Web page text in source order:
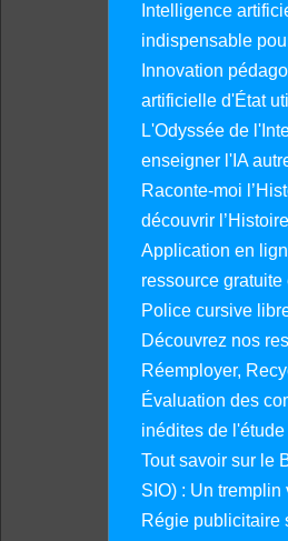
Intelligence
indispensable
Innovation
artificielle d'État
L'Odyssée de
enseigner l'IA
Raconte-moi
découvrir
Application en
ressource
Police cursive
Découvrez nos
Réemployer,
Évaluation des
inédites de
Tout savoir sur le
SIO) : Un
Régie publicitaire